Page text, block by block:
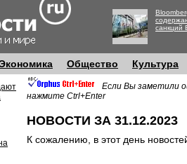
санкций
Общество Культура
Если Вы заметили
нажмите Ctrl+Enter
НОВОСТИ ЗА 31.12.2023
К сожалению, в этот день